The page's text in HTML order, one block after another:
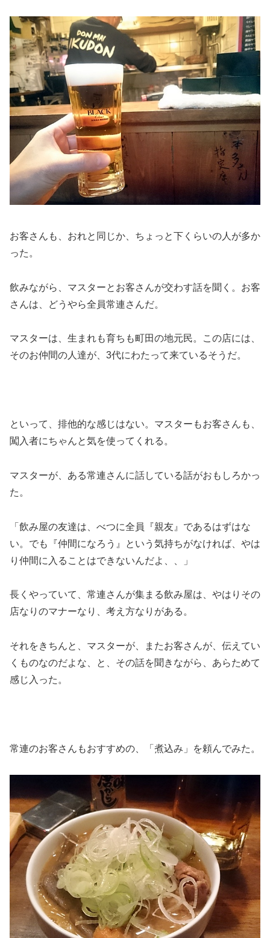
お客さんも、おれと同じか、ちょっと下くらいの人が多か
った。
飲みながら、マスターとお客さんが交わす話を聞く。お客
さんは、どうやら全員常連さんだ。
マスターは、生まれも育ちも町田の地元民。この店には、
そのお仲間の人達が、3代にわたって来ているそうだ。
といって、排他的な感じはない。マスターもお客さんも、
闖入者にちゃんと気を使ってくれる。
マスターが、ある常連さんに話している話がおもしろかっ
た。
「飲み屋の友達は、べつに全員『親友』であるはずはな
い。でも『仲間になろう』という気持ちがなければ、やは
り仲間に入ることはできないんだよ、、」
長くやっていて、常連さんが集まる飲み屋は、やはりその
店なりのマナーなり、考え方なりがある。
それをきちんと、マスターが、またお客さんが、伝えてい
くものなのだよな、と、その話を聞きながら、あらためて
感じ入った。
常連のお客さんもおすすめの、「煮込み」を頼んでみた。